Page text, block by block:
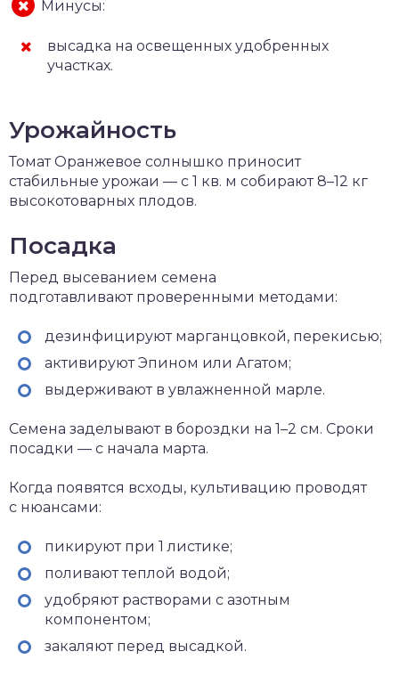
Минусы:
высадка на освещенных удобренных
участках.
Урожайность
Томат Оранжевое солнышко приносит
стабильные урожаи — с 1 кв. м собирают 8–12 кг
высокотоварных плодов.
Посадка
Перед высеванием семена
подготавливают проверенными методами:
дезинфицируют марганцовкой, перекисью;
активируют Эпином или Агатом;
выдерживают в увлажненной марле.
Семена заделывают в бороздки на 1–2 см. Сроки
посадки — с начала марта.
Когда появятся всходы, культивацию проводят
с нюансами:
пикируют при 1 листике;
поливают теплой водой;
удобряют растворами с азотным
компонентом;
закаляют перед высадкой.